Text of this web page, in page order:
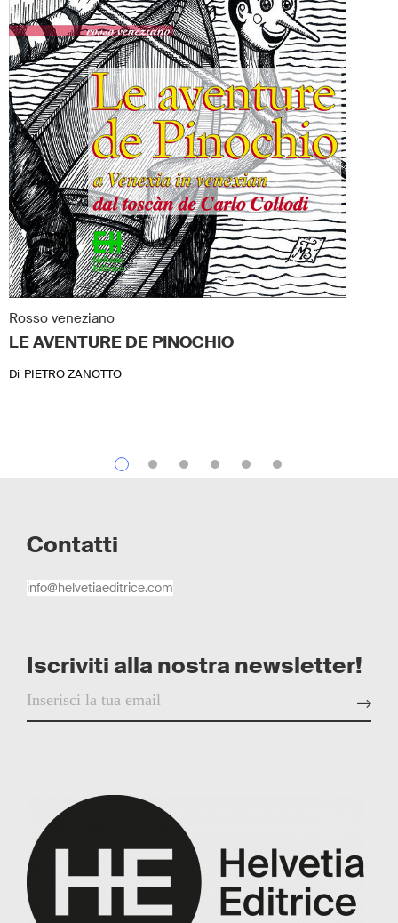
LE AVENTURE DE PINOCHIO
Rosso veneziano
Di PIETRO ZANOTTO
Contatti
info@helvetiaeditrice.com
Iscriviti alla nostra newsletter!